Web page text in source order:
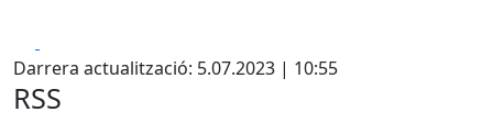
Darrera actualització: 5.07.2023 | 10:55
RSS